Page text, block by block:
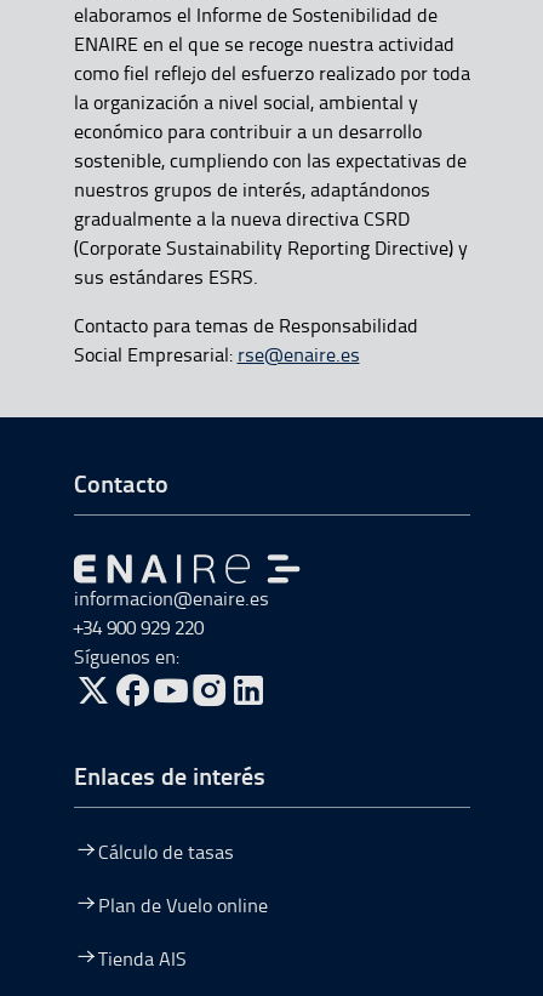
elaboramos el Informe de Sostenibilidad de
ENAIRE en el que se recoge nuestra actividad
como fiel reflejo del esfuerzo realizado por toda
la organización a nivel social, ambiental y
económico para contribuir a un desarrollo
sostenible, cumpliendo con las expectativas de
nuestros grupos de interés, adaptándonos
gradualmente a la nueva directiva CSRD
(Corporate Sustainability Reporting Directive) y
sus estándares ESRS.
Contacto para temas de Responsabilidad
Social Empresarial: rse@enaire.es
Ir a Inicio del Pie de página
Contacto
Ir a Ir al inicio
informacion@enaire.es
+34 900 929 220
Síguenos en:
ir a Twitter, abre en una nueva ventana
ir a Facebook, abre en una nueva ventana
ir a Youtube, abre en una nueva ventana
ir a Instagram, abre en una nueva
Enlaces de interés
Cálculo de tasas
Plan de Vuelo online
Tienda AIS